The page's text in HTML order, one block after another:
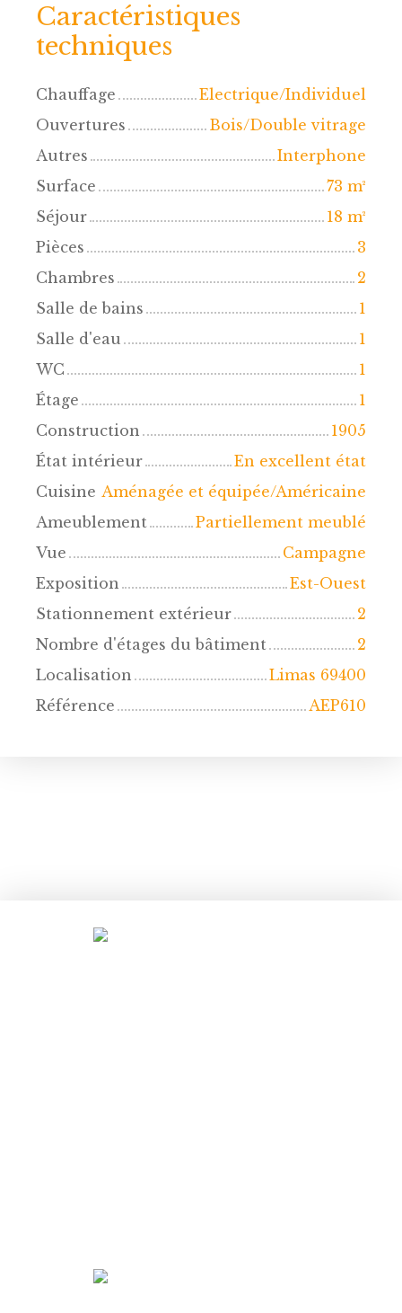
Caractéristiques
techniques
Chauffage
Electrique/Individuel
Ouvertures
Bois/Double vitrage
Autres
Interphone
Surface
73 m²
Séjour
18 m²
Pièces
3
Chambres
2
Salle de bains
1
Salle d'eau
1
WC
1
Étage
1
Construction
1905
État intérieur
En excellent état
Cuisine Aménagée et équipée/Américaine
Ameublement
Partiellement meublé
Vue
Campagne
Exposition
Est-Ouest
Stationnement extérieur
2
Nombre d'étages du bâtiment
2
Localisation
Limas 69400
Référence
AEP610